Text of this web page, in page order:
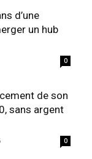
d’une
un hub
0
de son
sans argent
0